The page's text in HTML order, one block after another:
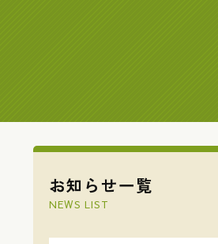
お知らせ一覧
NEWS LIST